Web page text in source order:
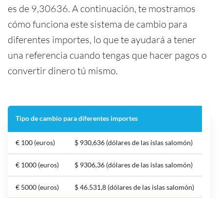
es de 9,30636. A continuación, te mostramos
cómo funciona este sistema de cambio para
diferentes importes, lo que te ayudará a tener
una referencia cuando tengas que hacer pagos o
convertir dinero tú mismo.
Tipo de cambio para diferentes importes
€ 100 (euros) $ 930,636 (dólares de las islas salomón)
€ 1000 (euros) $ 9306,36 (dólares de las islas salomón)
€ 5000 (euros) $ 46.531,8 (dólares de las islas salomón)